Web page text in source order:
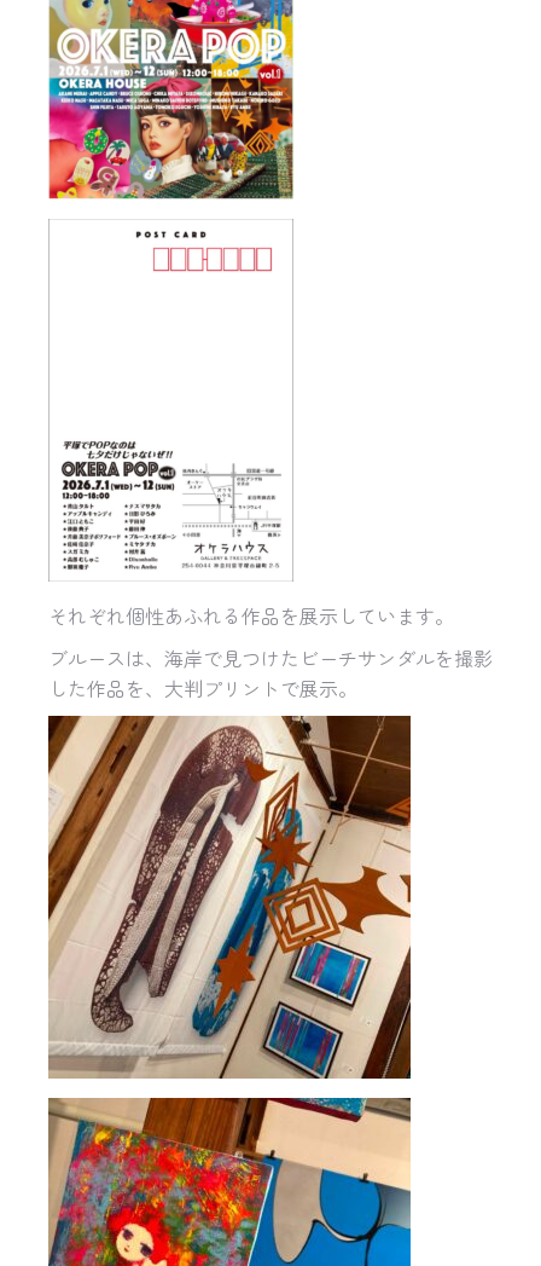
それぞれ個性あふれる作品を展示しています。
ブルースは、海岸で見つけたビーチサンダルを撮影
した作品を、大判プリントで展示。